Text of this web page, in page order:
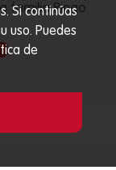
Si continúas
uso. Puedes
de
familia Ringo.